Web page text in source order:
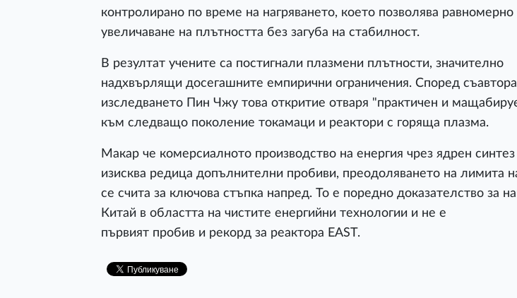
контролирано по време на нагряването, което позволява равномерно
увеличаване на плътността без загуба на стабилност.
В резултат учените са постигнали плазмени плътности, значително
надхвърлящи досегашните емпирични ограничения. Според
изследването Пин Чжу това откритие отваря "практичен и
към следващо поколение токамаци и реактори с горяща плазма.
Макар че комерсиалното производство на енергия чрез ядрен
изисква редица допълнителни пробиви, преодоляването на лимита
се счита за ключова стъпка напред. То е поредно доказателство за
Китай в областта на чистите енергийни технологии и не е
първият пробив и рекорд за реактора EAST.